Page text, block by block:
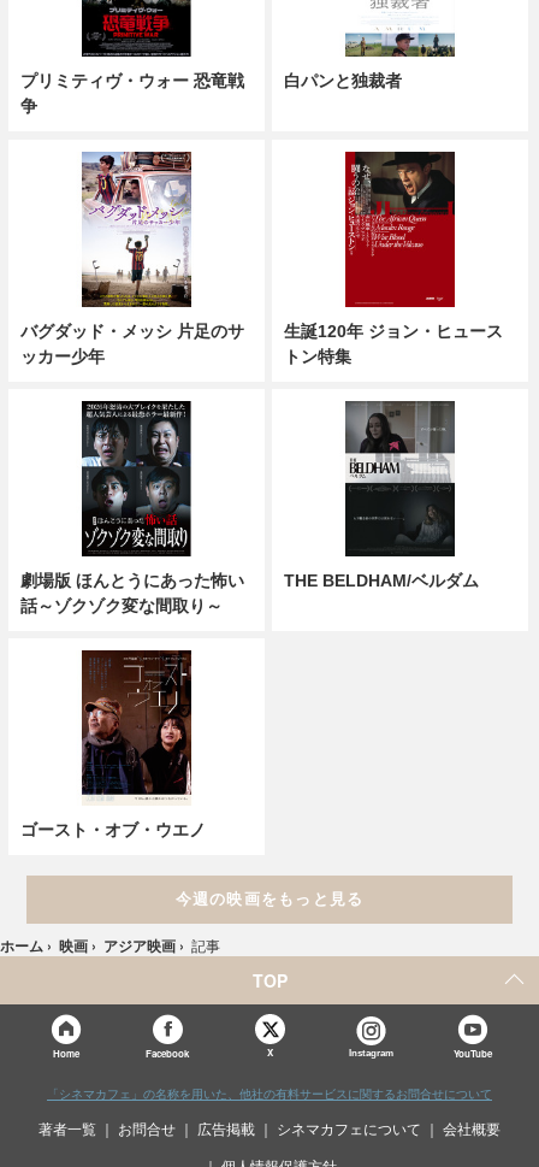
プリミティヴ・ウォー 恐竜戦
争
白パンと独裁者
バグダッド・メッシ 片足のサ
ッカー少年
生誕120年 ジョン・ヒュース
トン特集
劇場版 ほんとうにあった怖い
話～ゾクゾク変な間取り～
THE BELDHAM/ベルダム
ゴースト・オブ・ウエノ
今週の映画をもっと見る
ホーム › 映画 › アジア映画 › 記事
TOP
Home Facebook X Instagram YouTube
「シネマカフェ」の名称を用いた、他社の有料サービスに関するお問合せについて
著者一覧 お問合せ 広告掲載 シネマカフェについて 会社概要